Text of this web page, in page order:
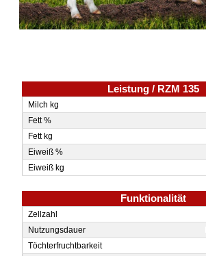
Leistung / RZM 135
Milch kg
Fett %
Fett kg
Eiweiß %
Eiweiß kg
Funktionalität
Zellzahl
Nutzungs­dauer
Töchter­fruchtbarkeit